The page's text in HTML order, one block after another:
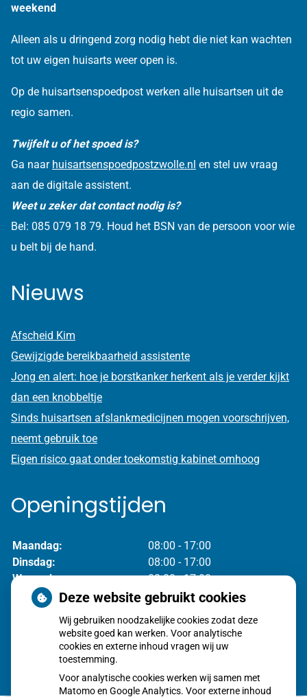
weekend
Alleen als u dringend zorg nodig hebt die niet kan wachten
tot uw eigen huisarts weer open is.
Op de huisartsenspoedpost werken alle huisartsen uit de
regio samen.
Twijfelt u of het spoed is?
Ga naar huisartsenspoedpostzwolle.nl en stel uw vraag
aan de digitale assistent.
Weet u zeker dat contact nodig is?
Bel: 085 079 18 79. Houd het BSN van de persoon voor wie
u belt bij de hand.
Nieuws
Afscheid Kim
Gewijzigde bereikbaarheid assistente
Jong en alert: hoe je borstkanker herkent als je verder kijkt
dan een knobbeltje
Sinds huisartsen afslankmedicijnen mogen voorschrijven,
neemt gebruik toe
Eigen risico gaat onder toekomstig kabinet omhoog
Openingstijden
Maandag:
08:00 - 17:00
Dinsdag:
08:00 - 17:00
Woensdag:
08:00 - 17:00
Donderdag:
08:00 - 17:00
Vrijdag:
Deze website gebruikt cookies
Wij gebruiken noodzakelijke cookies zodat deze
website goed kan werken. Voor analytische
cookies en externe inhoud vragen wij uw
toestemming.
Voor analytische cookies werken wij samen met
Matomo en Google Analytics. Voor externe inhoud